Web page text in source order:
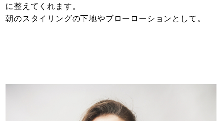
に整えてくれます。
朝のスタイリングの下地やブローローションとして。